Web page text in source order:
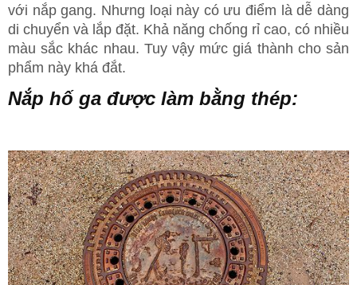
với nắp gang. Nhưng loại này có ưu điểm là dễ dàng
di chuyển và lắp đặt. Khả năng chống rỉ cao, có nhiều
màu sắc khác nhau. Tuy vậy mức giá thành cho sản
phẩm này khá đắt.
Nắp hố ga được làm bằng thép: